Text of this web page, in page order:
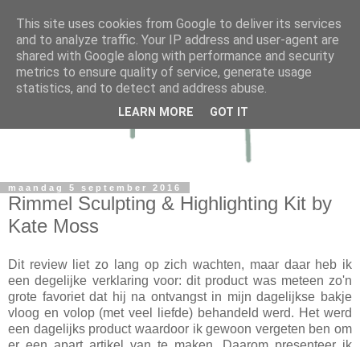
maandag 5 september 2016
Rimmel Sculpting & Highlighting Kit by
Kate Moss
Dit review liet zo lang op zich wachten, maar daar heb ik
een degelijke verklaring voor: dit product was meteen zo'n
grote favoriet dat hij na ontvangst in mijn dagelijkse bakje
vloog en volop (met veel liefde) behandeld werd. Het werd
een dagelijks product waardoor ik gewoon vergeten ben om
This site uses cookies from Google to deliver its services
and to analyze traffic. Your IP address and user-agent are
shared with Google along with performance and security
metrics to ensure quality of service, generate usage
statistics, and to detect and address abuse.
LEARN MORE GOT IT